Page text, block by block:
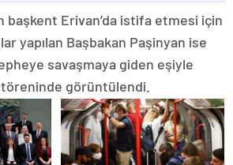
başkent Erivan’da istifa etmesi için
yapılan Başbakan Paşinyan ise
savaşmaya giden eşiyle
görüntülendi.